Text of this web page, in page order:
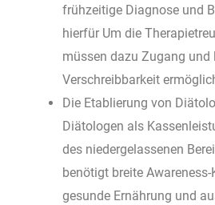
frühzeitige Diagnose und
hierfür Um die
müssen dazu Zugang und
Verschreibbarkeit
Die Etablierung von
Diätologen als
des niedergelassenen
benötigt breite
gesunde Ernährung und